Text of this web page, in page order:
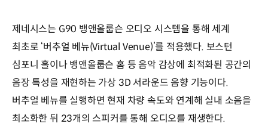
제네시스는 G90 뱅앤올룹슨 오디오 시스템을 통해 세계
최초로 ‘버추얼 베뉴(Virtual Venue)’를 적용했다. 보스턴
심포니 홀이나 뱅앤올룹슨 홈 등 음악 감상에 최적화된 공간의
음장 특성을 재현하는 가상 3D 서라운드 음향 기능이다.
버추얼 베뉴를 실행하면 현재 차량 속도와 연계해 실내 소음을
최소화한 뒤 23개의 스피커를 통해 오디오를 재생한다.